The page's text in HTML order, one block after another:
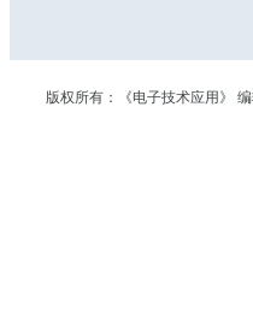
版权所有：《电子技术应用》